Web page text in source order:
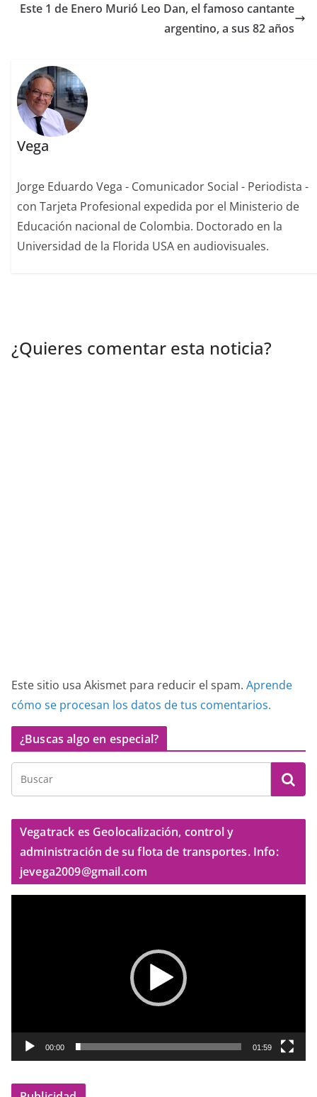
Este 1 de Enero Murió Leo Dan, el famoso cantante
argentino, a sus 82 años
Vega
Jorge Eduardo Vega - Comunicador Social - Periodista -
con Tarjeta Profesional expedida por el Ministerio de
Educación nacional de Colombia. Doctorado en la
Universidad de la Florida USA en audiovisuales.
¿Quieres comentar esta noticia?
Este sitio usa Akismet para reducir el spam. Aprende
cómo se procesan los datos de tus comentarios.
¿Buscas algo en especial?
Vegatrack es Geolocalización, control y
administración de su flota de transportes. Info:
jevega2009@gmail.com
o
r
00:00 01:59